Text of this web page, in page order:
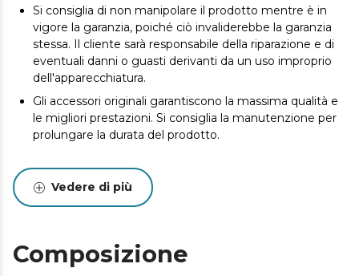
Si consiglia di non manipolare il prodotto mentre è in
vigore la garanzia, poiché ciò invaliderebbe la garanzia
stessa. Il cliente sarà responsabile della riparazione e di
eventuali danni o guasti derivanti da un uso improprio
dell'apparecchiatura.
Gli accessori originali garantiscono la massima qualità e
le migliori prestazioni. Si consiglia la manutenzione per
prolungare la durata del prodotto.
Vedere di più
Composizione